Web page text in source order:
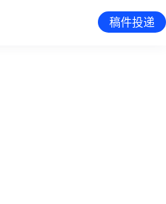
稿件投递